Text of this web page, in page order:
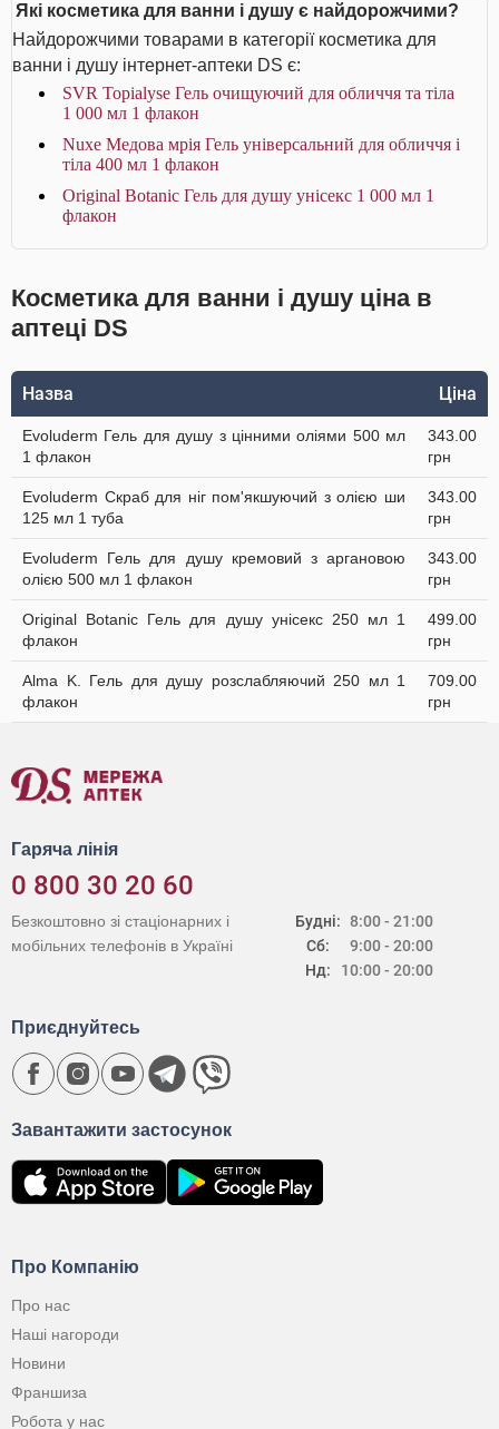
Які косметика для ванни і душу є найдорожчими?
Найдорожчими товарами в категорії косметика для
ванни і душу інтернет-аптеки DS є:
SVR Topialyse Гель очищуючий для обличчя та тіла
1 000 мл 1 флакон
Nuxe Медова мрія Гель універсальний для обличчя і
тіла 400 мл 1 флакон
Original Botanic Гель для душу унісекс 1 000 мл 1
флакон
Косметика для ванни і душу ціна в
аптеці DS
Назва Ціна
Evoluderm Гель для душу з цінними оліями 500 мл
1 флакон
343.00
грн
Evoluderm Скраб для ніг пом'якшуючий з олією ши
125 мл 1 туба
343.00
грн
Evoluderm Гель для душу кремовий з аргановою
олією 500 мл 1 флакон
343.00
грн
Original Botanic Гель для душу унісекс 250 мл 1
флакон
499.00
грн
Alma K. Гель для душу розслабляючий 250 мл 1
флакон
709.00
грн
Гаряча лінія
0 800 30 20 60
Будні:
Сб:
Нд:
8:00 - 21:00
9:00 - 20:00
10:00 - 20:00
Безкоштовно зі стаціонарних і
мобільних телефонів в Україні
Про Компанію
Про нас
Наші нагороди
Новини
Франшиза
Робота у нас
Завантажити застосунок
Приєднуйтесь